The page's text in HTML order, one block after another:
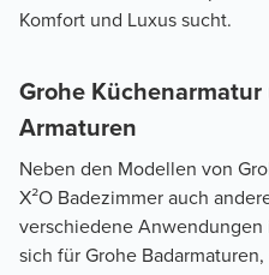
Komfort und Luxus sucht.
Grohe
Armaturen
Neben den Modellen von
X²O Badezimmer auch
verschiedene Anwendungen
sich für Grohe